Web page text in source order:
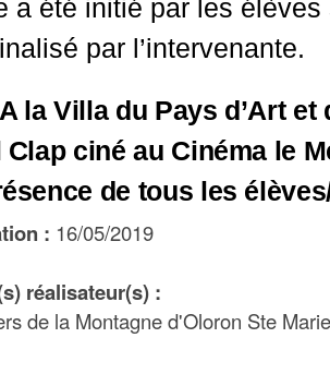
a été initié par les
par l’intervenante.
la Villa du Pays d’Art et
ciné au Cinéma le
de tous les
: 16/05/2019
réalisateur(s) :
de la Montagne d'Oloron Ste